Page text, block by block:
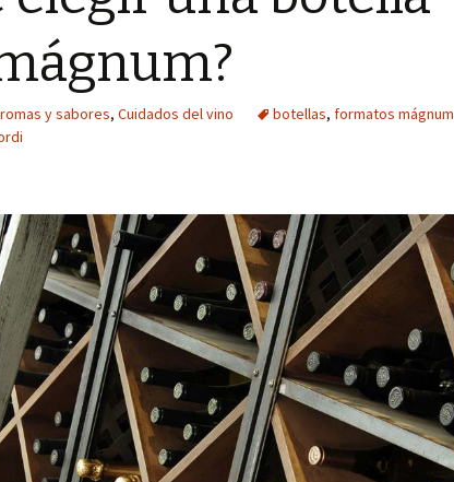
y sabores, Cuidados del vino botellas, formatos mágnum